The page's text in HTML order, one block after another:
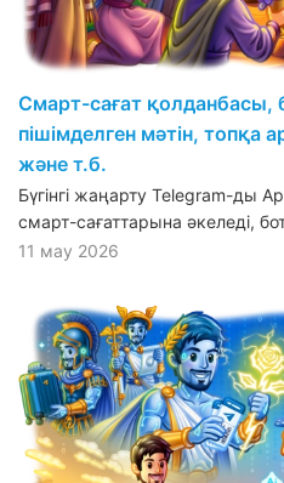
Смарт-сағат қолданбасы,
пішімделген мәтін,
және т.б.
Бүгінгі жаңарту Telegram-ды
смарт-сағаттарына әкеледі,
11 мау 2026